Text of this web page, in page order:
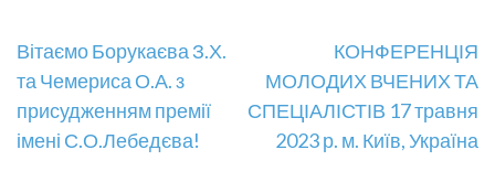
Навігація
записів
Вітаємо Борукаєва З.Х.
та Чемериса О.А. з
присудженням премії
імені С.О.Лебедєва!
КОНФЕРЕНЦІЯ
МОЛОДИХ ВЧЕНИХ ТА
СПЕЦІАЛІСТІВ 17 травня
2023 р. м. Київ, Україна